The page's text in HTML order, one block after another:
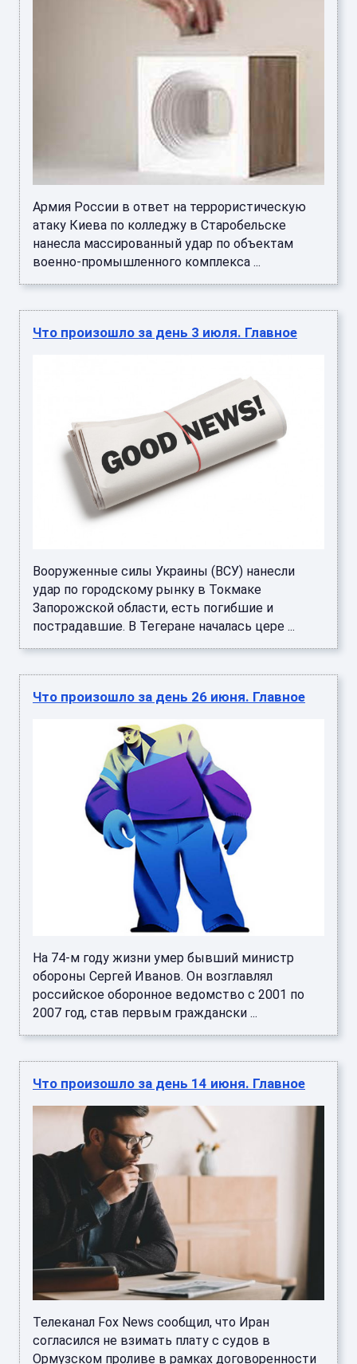
Армия России в ответ на террористическую
атаку Киева по колледжу в Старобельске
нанесла массированный удар по объектам
военно-промышленного комплекса ...
Что произошло за день 3 июля. Главное
Вооруженные силы Украины (ВСУ) нанесли
удар по городскому рынку в Токмаке
Запорожской области, есть погибшие и
пострадавшие. В Тегеране началась цере ...
Что произошло за день 26 июня. Главное
На 74-м году жизни умер бывший министр
обороны Сергей Иванов. Он возглавлял
российское оборонное ведомство с 2001 по
2007 год, став первым граждански ...
Что произошло за день 14 июня. Главное
Телеканал Fox News сообщил, что Иран
согласился не взимать плату с судов в
Ормузском проливе в рамках договоренности